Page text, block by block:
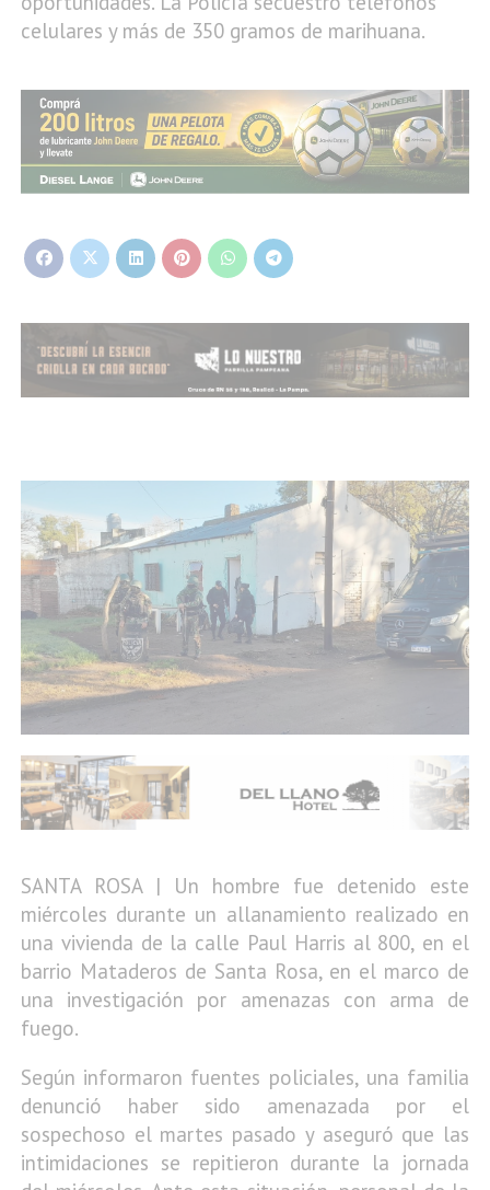
celulares y más de 350 gramos de marihuana.
SANTA ROSA | Un hombre fue detenido este
miércoles durante un allanamiento realizado en
una vivienda de la calle Paul Harris al 800, en el
barrio Mataderos de Santa Rosa, en el marco de
una investigación por amenazas con arma de
fuego.
Según informaron fuentes policiales, una familia
denunció haber sido amenazada por el
sospechoso el martes pasado y aseguró que las
intimidaciones se repitieron durante la jornada